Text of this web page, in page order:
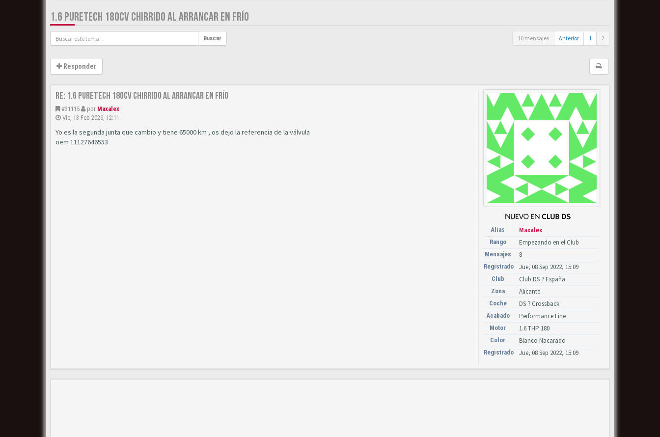
1.6 PURETECH 180CV CHIRRIDO AL ARRANCAR EN FRÍO
Buscar 10 mensajes Anterior 1 2
Responder
Re: 1.6 puretech 180cv chirrido al arrancar en frío
#31115 por Maxalex
Vie, 13 Feb 2026, 12:11
Yo es la segunda junta que cambio y tiene 65000 km , os dejo la referencia de la válvula
oem 11127646553
Alias Maxalex
Rango Empezando en el Club
Mensajes 8
Registrado Jue, 08 Sep 2022, 15:09
Club Club DS 7 España
Zona Alicante
Coche DS 7 Crossback
Acabado Performance Line
Motor 1.6 THP 180
Color Blanco Nacarado
Registrado Jue, 08 Sep 2022, 15:09